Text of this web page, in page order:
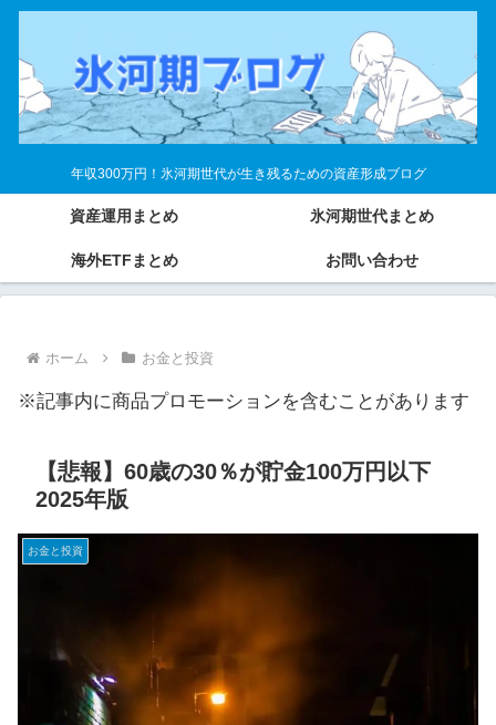
年収300万円！氷河期世代が生き残るための資産形成ブログ
資産運用まとめ 氷河期世代まとめ
海外ETFまとめ お問い合わせ
ホーム お金と投資
※記事内に商品プロモーションを含むことがあります
【悲報】60歳の30％が貯金100万円以下
2025年版
お金と投資